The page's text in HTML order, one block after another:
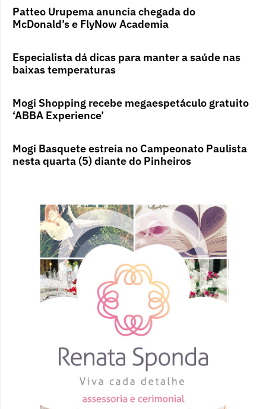
Patteo Urupema anuncia chegada do
McDonald’s e FlyNow Academia
Especialista dá dicas para manter a saúde nas
baixas temperaturas
Mogi Shopping recebe megaespetáculo gratuito
‘ABBA Experience’
Mogi Basquete estreia no Campeonato Paulista
nesta quarta (5) diante do Pinheiros